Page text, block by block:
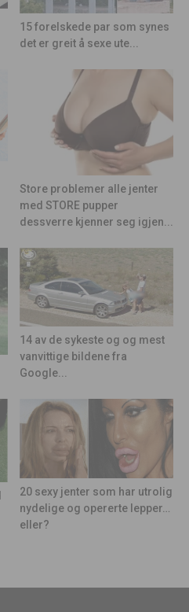
15 forelskede par som synes
det er greit å sexe ute...
Store problemer alle jenter
med STORE pupper
dessverre kjenner seg igjen...
14 av de sykeste og og mest
vanvittige bildene fra
Google...
20 sexy jenter som har utrolig
nydelige og opererte lepper…
eller?